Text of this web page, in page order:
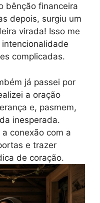
bênção financeira
depois, surgiu um
virada! Isso me
complicadas.
já passei por
a oração
e, pasmem,
inesperada.
conexão com a
e trazer
de coração.